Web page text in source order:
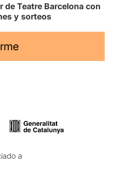
de Teatre Barcelona con
y sorteos
a